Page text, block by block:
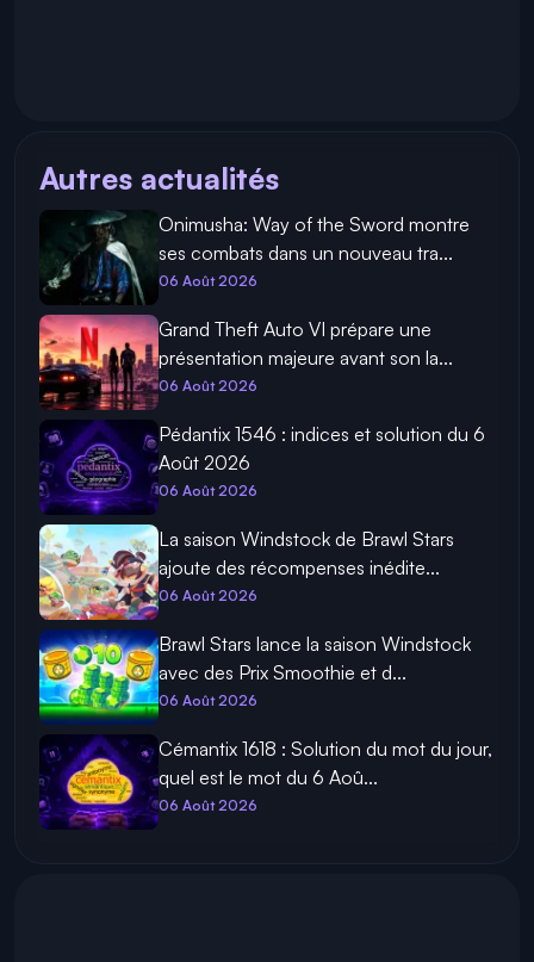
Autres actualités
Onimusha: Way of the Sword montre
ses combats dans un nouveau tra...
06 Août 2026
Grand Theft Auto VI prépare une
présentation majeure avant son la...
06 Août 2026
Pédantix 1546 : indices et solution du 6
Août 2026
06 Août 2026
La saison Windstock de Brawl Stars
ajoute des récompenses inédite...
06 Août 2026
Brawl Stars lance la saison Windstock
avec des Prix Smoothie et d...
06 Août 2026
Cémantix 1618 : Solution du mot du jour,
quel est le mot du 6 Aoû...
06 Août 2026